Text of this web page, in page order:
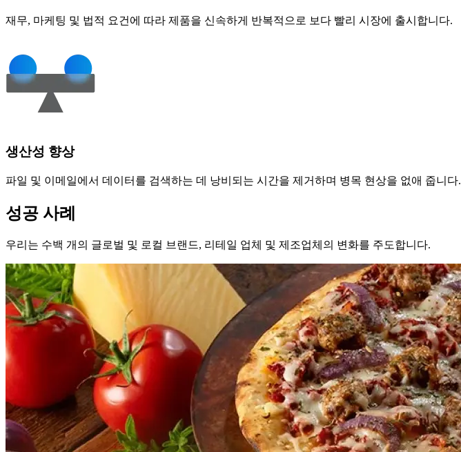
재무, 마케팅 및 법적 요건에 따라 제품을 신속하게 반복적으로 보다 빨리 시장에 출시합니다.
생산성 향상
파일 및 이메일에서 데이터를 검색하는 데 낭비되는 시간을 제거하며 병목 현상을 없애 줍니다.
성공 사례
우리는 수백 개의 글로벌 및 로컬 브랜드, 리테일 업체 및 제조업체의 변화를 주도합니다.